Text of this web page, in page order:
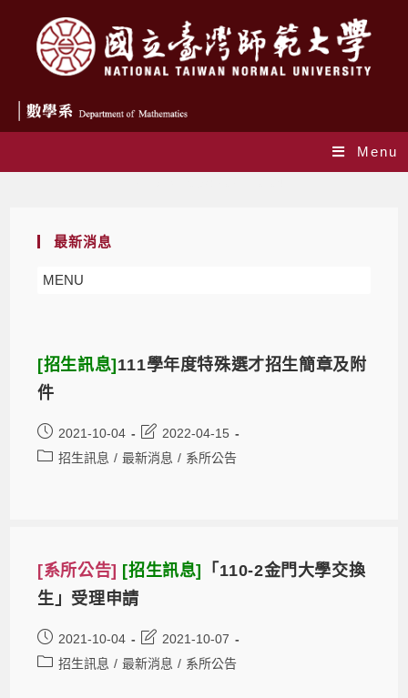
Menu
最新消息
MENU
[招生訊息]111學年度特殊選才招生簡章及附
件
2021-10-04
2022-04-15
招生訊息 / 最新消息 / 系所公告
[系所公告] [招生訊息]
「110-2金門大學交換
生」受理申請
2021-10-04
2021-10-07
招生訊息 / 最新消息 / 系所公告